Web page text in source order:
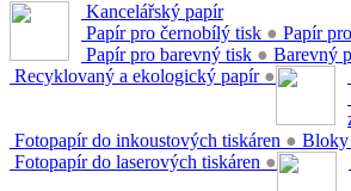
Kancelářský papír
Papír pro černobílý tisk ● Papír
Papír pro barevný tisk ● Barevný
Recyklovaný a ekologický papír ●
Fotopapír do inkoustových tiskáren ●
Fotopapír do laserových tiskáren ●
Bloky